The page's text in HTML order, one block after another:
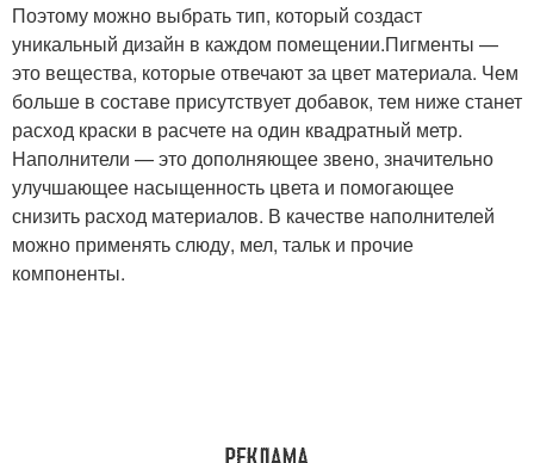
Поэтому можно выбрать тип, который создаст
уникальный дизайн в каждом помещении.Пигменты —
это вещества, которые отвечают за цвет материала. Чем
больше в составе присутствует добавок, тем ниже станет
расход краски в расчете на один квадратный метр.
Наполнители — это дополняющее звено, значительно
улучшающее насыщенность цвета и помогающее
снизить расход материалов. В качестве наполнителей
можно применять слюду, мел, тальк и прочие
компоненты.